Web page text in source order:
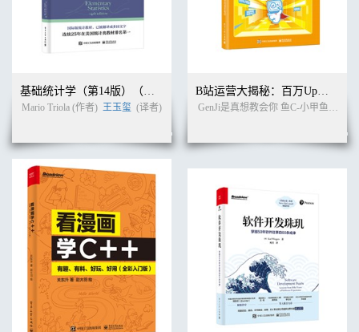
基础统计学（第14版）（双色）
Mario Triola (作者) 王玉玺 (译者)
B站运营大揭秘：百万Up主真想教会你的创作笔记
GenJi是真想教会你 鱼C-小甲鱼 阿Test正经比比 编著